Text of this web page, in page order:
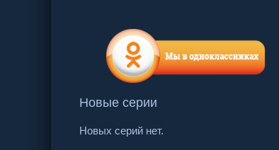
Новые серии
Новых серий нет.